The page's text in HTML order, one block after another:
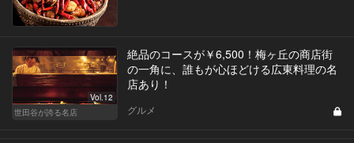
Vol.12
世田谷が誇る名店
絶品のコースが￥6,500！梅ヶ丘の商店街
の一角に、誰もが心ほどける広東料理の名
店あり！
グルメ